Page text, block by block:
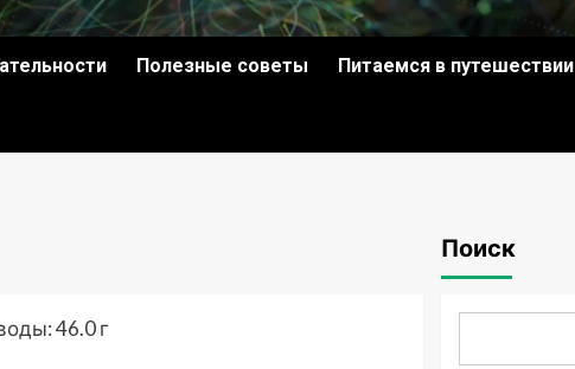
Полезные советы Питаемся в путешествии
46.0 г
Поиск